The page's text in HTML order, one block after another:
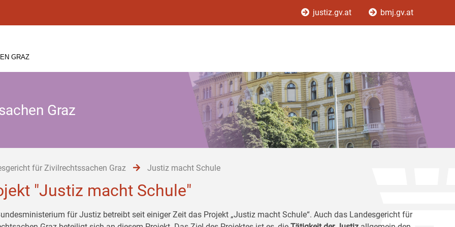
justiz.gv.at bmj.gv.at
GRAZ
Graz
für Zivilrechtssachen Graz Justiz macht Schule
"Justiz macht Schule"
für Justiz betreibt seit einiger Zeit das Projekt „Justiz macht Schule“. Auch das Landesgericht für